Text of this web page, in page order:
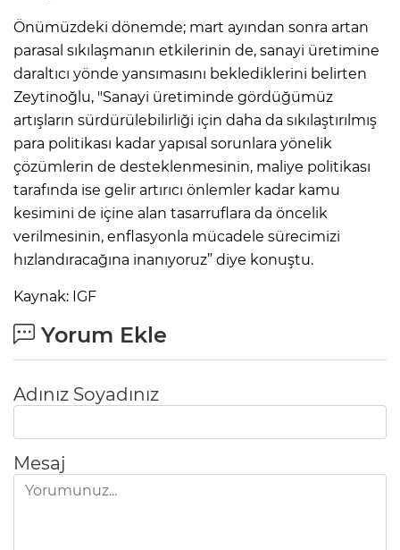
Önümüzdeki dönemde; mart ayından sonra artan
parasal sıkılaşmanın etkilerinin de, sanayi üretimine
daraltıcı yönde yansımasını beklediklerini belirten
Zeytinoğlu, "Sanayi üretiminde gördüğümüz
artışların sürdürülebilirliği için daha da sıkılaştırılmış
para politikası kadar yapısal sorunlara yönelik
çözümlerin de desteklenmesinin, maliye politikası
tarafında ise gelir artırıcı önlemler kadar kamu
kesimini de içine alan tasarruflara da öncelik
verilmesinin, enflasyonla mücadele sürecimizi
hızlandıracağına inanıyoruz” diye konuştu.
Kaynak: IGF
Yorum Ekle
Adınız Soyadınız
Mesaj